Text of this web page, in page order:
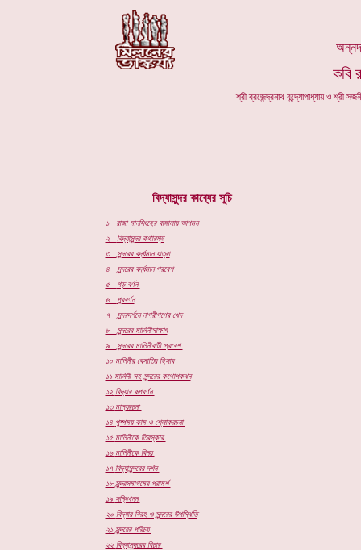
কবি
শ্রী ব্রজেন্দ্রনাথ বন্দ্যোপাধ্যায় ও শ্রী
বিদ্যাসুন্দর কাব্যের সূচি
১
রাজা মানসিংহের বাঙ্গালায় আগমন
২
বিদ্যাসুন্দর কথারম্ভ
৩
সুন্দরের বর্দ্ধমান যাত্রা
৪
সুন্দরের বর্দ্ধমান প্রবেশ
৫
গড় বর্ণন
৬
পুরবর্ণন
৭
সুন্দরদর্শনে নাগরীগণের খেদ
৮
সুন্দরের মালিনীসাক্ষাৎ
৯
সুন্দরের মালিনীবাটী প্রবেশ
১০ মালিনীর বেসাতির হিসাব
১১ মালিনী সহ সুন্দরের কথোপকথন
১২ বিদ্যার রূপবর্ণন
১৩ মাল্যরচনা
১৪ পুষ্পময় কাম ও শ্লোকরচনা
১৫ মালিনীকে তিরস্কার
১৬ মালিনীকে বিনয়
১৭ বিদ্যাসুন্দরের দর্শন
১৮ সুন্দরসমাগমের পরামর্শ
১৯ সন্ধিখনন
২০ বিদ্যার বিরহ ও সুন্দরের উপস্থিতি
২১ সুন্দরের পরিচয়
২২ বিদ্যাসুন্দরের বিচার